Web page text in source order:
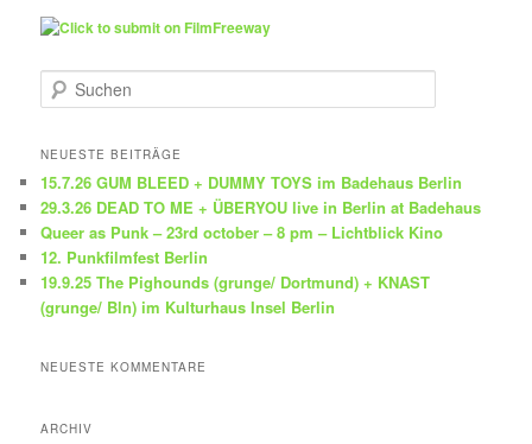
u
h
n
NEUESTE BEITRÄGE
15.7.26 GUM BLEED + DUMMY TOYS im Badehaus Berlin
29.3.26 DEAD TO ME + ÜBERYOU live in Berlin at Badehaus
Queer as Punk – 23rd october – 8 pm – Lichtblick Kino
12. Punkfilmfest Berlin
19.9.25 The Pighounds (grunge/ Dortmund) + KNAST
(grunge/ Bln) im Kulturhaus Insel Berlin
NEUESTE KOMMENTARE
ARCHIV